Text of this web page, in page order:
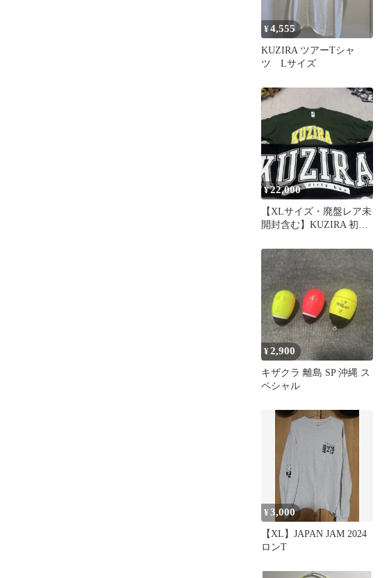
¥4,555
KUZIRA ツアーTシャ
ツ Lサイズ
¥22,000
【XLサイズ・廃盤レア未
開封含む】KUZIRA 初
セット
¥2,900
キザクラ 離島 SP 沖縄 ス
ペシャル
¥3,000
【XL】JAPAN JAM 2024
ロンT